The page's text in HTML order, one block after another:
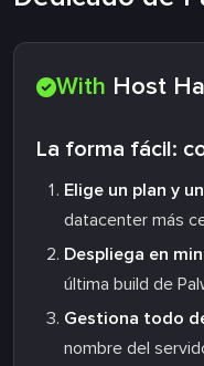
With Host
La forma fácil:
Elige un plan y
datacenter más
Despliega en
última build de
Gestiona todo
nombre del